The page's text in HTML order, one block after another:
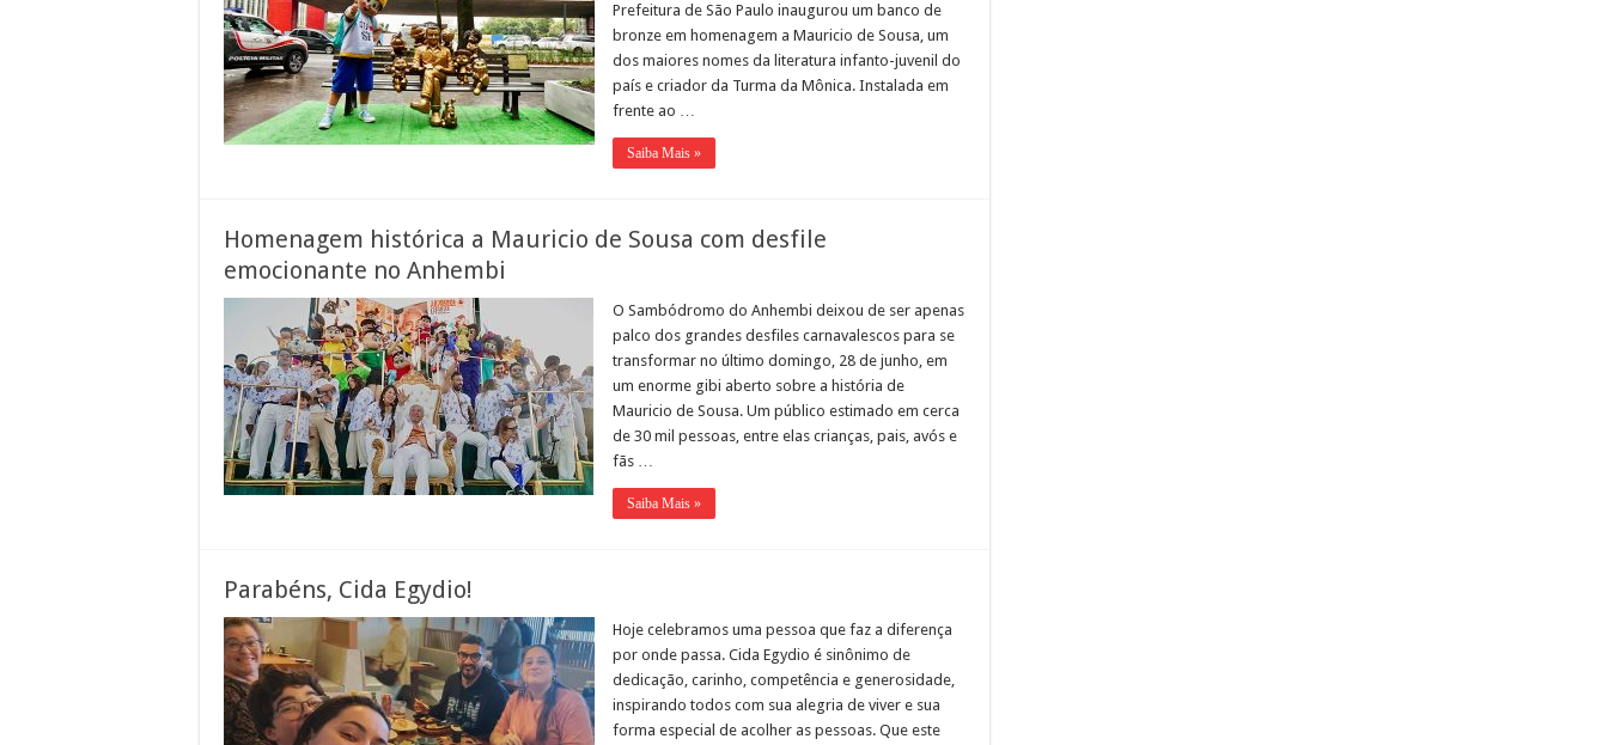
Prefeitura de São Paulo inaugurou um banco de
bronze em homenagem a Mauricio de Sousa, um
dos maiores nomes da literatura infanto-juvenil do
país e criador da Turma da Mônica. Instalada em
frente ao …
Saiba Mais »
Homenagem histórica a Mauricio de Sousa com desfile
emocionante no Anhembi
O Sambódromo do Anhembi deixou de ser apenas
palco dos grandes desfiles carnavalescos para se
transformar no último domingo, 28 de junho, em
um enorme gibi aberto sobre a história de
Mauricio de Sousa. Um público estimado em cerca
de 30 mil pessoas, entre elas crianças, pais, avós e
fãs …
Saiba Mais »
Parabéns, Cida Egydio!
Hoje celebramos uma pessoa que faz a diferença
por onde passa. Cida Egydio é sinônimo de
dedicação, carinho, competência e generosidade,
inspirando todos com sua alegria de viver e sua
forma especial de acolher as pessoas. Que este